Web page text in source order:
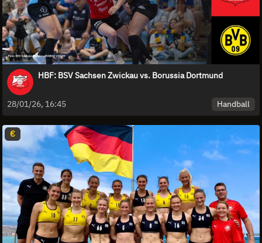
HBF: BSV Sachsen Zwickau vs. Borussia Dortmund
28/01/26, 16:45 Handball
€